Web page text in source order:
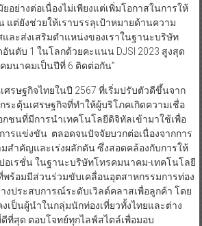
ย่างต่อเนื่องไม่เพียงแต่เพิ่มโอกาสในการให้
ต่ยังช่วยให้เราบรรลุเป้าหมายด้านความ
ละส่งเสริมตำแหน่งของเราในฐานะบริษัท
นดับ 1 ในโลกด้วยคะแนน DJSI 2023 สูงสุด
มนาคมเป็นปีที่ 6 ติดต่อกัน”
ฐกิจไทยในปี 2567 ที่เริ่มปรับตัวดีขึ้นจาก
ระตุ้นเศรษฐกิจที่ทำให้ผู้บริโภคเกิดความเชื่อ
ชนที่มีการนำเทคโนโลยีดิจิทัลเข้ามาใช้เพื่อ
ารแข่งขัน ตลอดจนปัจจัยบวกต่อเนื่องจากการ
สำคัญและเร่งผลักดัน ซึ่งสอดคล้องกับการให้
เรชั่น ในฐานะบริษัทโทรคมนาคม-เทคโนโลยี
ร้อมมีส่วนร่วมขับเคลื่อนอุตสาหกรรมการท่อง
งประสบการณ์ระดับเวิลด์คลาสเพื่อลูกค้า โดย
เป็นผู้นำในกลุ่มนักท่องเที่ยวทั้งไทยและต่าง
ที่สุด ตอบโจทย์ทุกไลฟ์สไตล์เพื่อมอบ